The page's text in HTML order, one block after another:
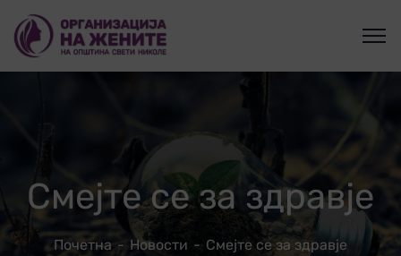
Смејте се за здравје
Почетна Новости Смејте се за здравје